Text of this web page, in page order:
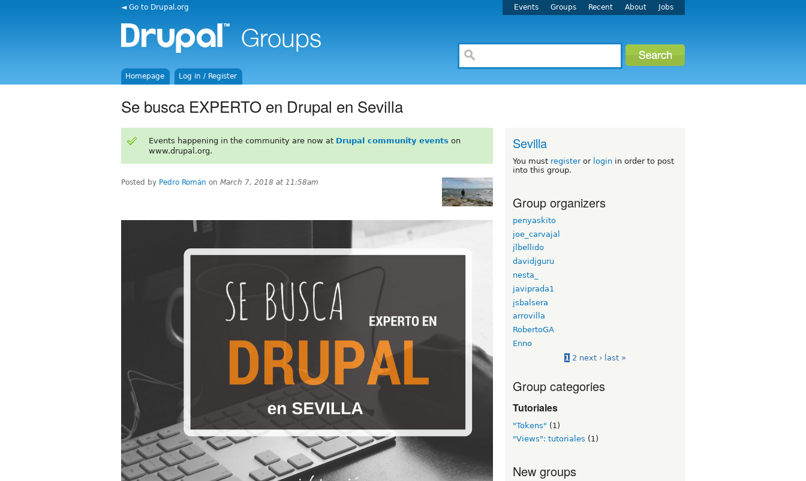
◄ Go to Drupal.org Events Groups Recent About Jobs
Homepage Log in / Register
Se busca EXPERTO en Drupal en Sevilla
Events happening in the community are now at Drupal community events on
www.drupal.org.
Posted by Pedro Román on March 7, 2018 at 11:58am
Sevilla
You must registeror login in order to post
into this group.
Group organizers
penyaskito
joe_carvajal
jlbellido
davidjguru
nesta_
javiprada1
jsbalsera
arrovilla
RobertoGA
Enno
1 2 next › last »
Group categories
Tutoriales
"Tokens" (1)
"Views": tutoriales (1)
New groups